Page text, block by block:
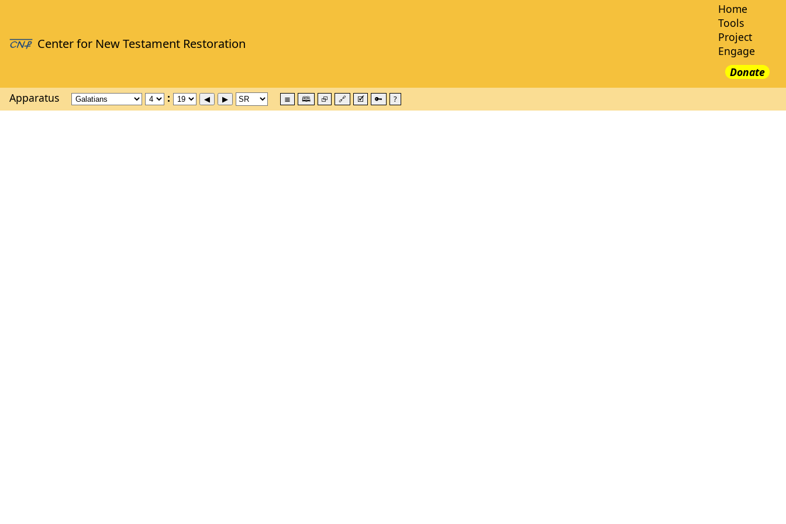
Apparatus ≣ 🕮 ⮺ 🔗 🗹 🔑 ?